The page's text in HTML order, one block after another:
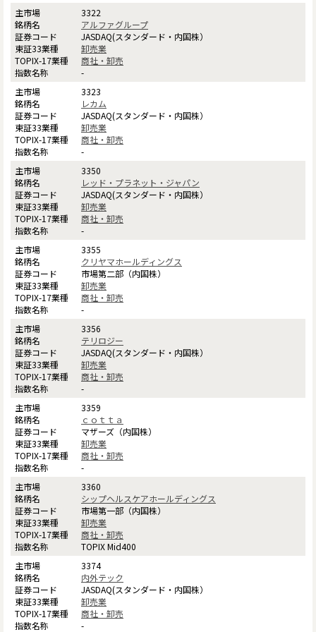
3322
アルファグループ
JASDAQ(スタンダード・内国株）
卸売業
商社・卸売
-
3323
レカム
JASDAQ(スタンダード・内国株）
卸売業
商社・卸売
-
3350
レッド・プラネット・ジャパン
JASDAQ(スタンダード・内国株）
卸売業
商社・卸売
-
3355
クリヤマホールディングス
市場第二部（内国株）
卸売業
商社・卸売
-
3356
テリロジー
JASDAQ(スタンダード・内国株）
卸売業
商社・卸売
-
3359
ｃｏｔｔａ
マザーズ（内国株）
卸売業
商社・卸売
-
3360
シップヘルスケアホールディングス
市場第一部（内国株）
卸売業
商社・卸売
TOPIX Mid400
3374
内外テック
JASDAQ(スタンダード・内国株）
卸売業
商社・卸売
-